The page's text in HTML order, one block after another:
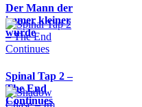
Der Mann der
immer kleiner
wurde
Spinal Tap 2 –
The End
Continues